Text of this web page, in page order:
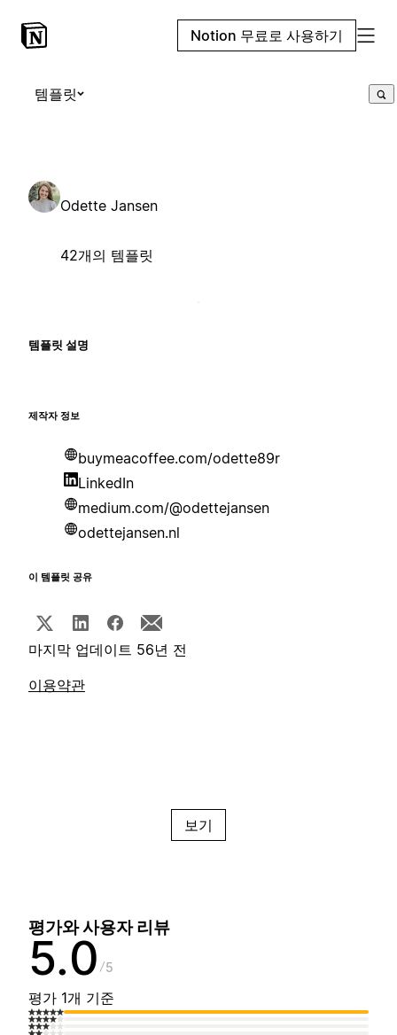
Notion 무료로 사용하기
템플릿
Odette Jansen
42개의 템플릿
템플릿 설명
제작자 정보
buymeacoffee.com/odette89r
LinkedIn
medium.com/@odettejansen
odettejansen.nl
이 템플릿 공유
마지막 업데이트 56년 전
이용약관
보기
평가와 사용자 리뷰
5.0 5
평가 1개 기준